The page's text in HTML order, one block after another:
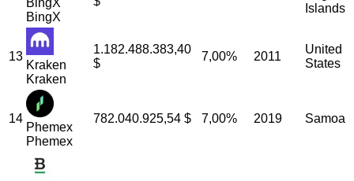
BingX
Islands
13
Kraken
Kraken
1.182.488.383,40
$
7,00% 2011
United
States
14
Phemex
Phemex
782.040.925,54 $ 7,00% 2019 Samoa